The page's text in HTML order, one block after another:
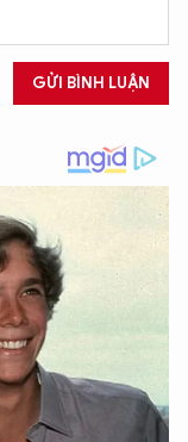
GỬI BÌNH LUẬN
biết về